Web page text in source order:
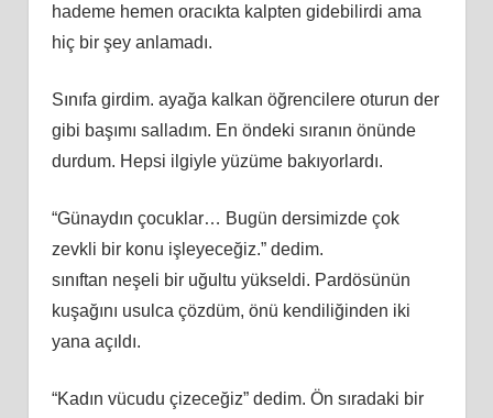
hademe hemen oracıkta kalpten gidebilirdi ama
hiç bir şey anlamadı.
Sınıfa girdim. ayağa kalkan öğrencilere oturun der
gibi başımı salladım. En öndeki sıranın önünde
durdum. Hepsi ilgiyle yüzüme bakıyorlardı.
“Günaydın çocuklar… Bugün dersimizde çok
zevkli bir konu işleyeceğiz.” dedim.
sınıftan neşeli bir uğultu yükseldi. Pardösünün
kuşağını usulca çözdüm, önü kendiliğinden iki
yana açıldı.
“Kadın vücudu çizeceğiz” dedim. Ön sıradaki bir